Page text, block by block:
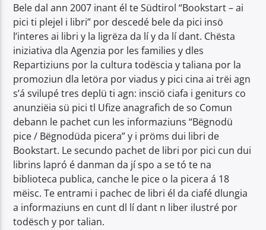
Radio Dolomiti
Bele dal ann 2007 inant él te Südtirol “Bookstart – ai
pici ti plejel i libri” por descedé bele da pici insö
l’interes ai libri y la ligrëza da lí y da lí dant. Chësta
iniziativa dla Agenzia por les families y dles
Repartiziuns por la cultura todëscia y taliana por la
promoziun dla letöra por viadus y pici cina ai trëi agn
s’á svilupé tres deplü ti agn: insciö ciafa i geniturs co
anunziëia sü pici tl Ufize anagrafich de so Comun
debann le pachet cun les informaziuns “Bëgnodü
pice / Bëgnodüda picera” y i pröms dui libri de
Bookstart. Le secundo pachet de libri por pici cun dui
librins lapró é danman da jí spo a se tó te na
biblioteca publica, canche le pice o la picera á 18
mëisc. Te entrami i pachec de libri él da ciafé dlungia
a informaziuns en cunt dl lí dant n liber ilustré por
todësch y por talian.